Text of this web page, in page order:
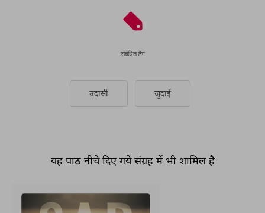
संबंधित टैग
उदासी जुदाई
यह पाठ नीचे दिए गये संग्रह में भी शामिल है